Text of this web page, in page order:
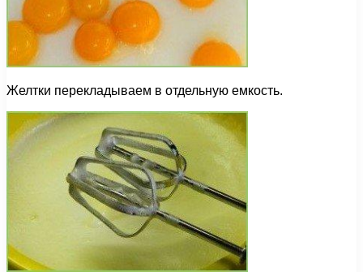
Желтки перекладываем в отдельную емкость.